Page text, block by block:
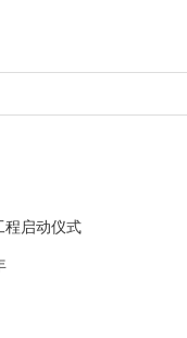
程启动仪式